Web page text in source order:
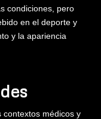
condiciones, pero
en el deporte y
y la apariencia
contextos médicos y